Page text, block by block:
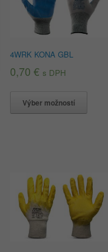
4WRK KONA GBL
0,70€ s DPH
Výber možností